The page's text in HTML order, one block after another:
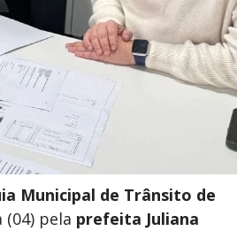
Municipal de Trânsito de
pela prefeita Juliana